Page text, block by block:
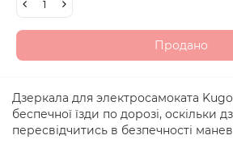
Продано
Дзеркала для электросамоката
беспечної їзди по дорозі, оскільки
пересвідчитись в безпечності